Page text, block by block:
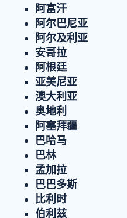
阿富汗
阿尔巴尼亚
阿尔及利亚
安哥拉
阿根廷
亚美尼亚
澳大利亚
奥地利
阿塞拜疆
巴哈马
巴林
孟加拉
巴巴多斯
比利时
伯利兹